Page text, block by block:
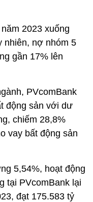
2023 xuống
nhiên, nợ nhóm 5
gần 17% lên
PVcomBank
động sản với dư
chiếm 28,8%
vay bất động sản
5,54%, hoạt động
tại PVcomBank lại
đạt 175.583 tỷ